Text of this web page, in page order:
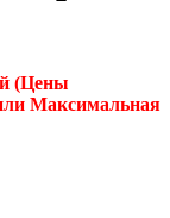
(Цены
Максимальная